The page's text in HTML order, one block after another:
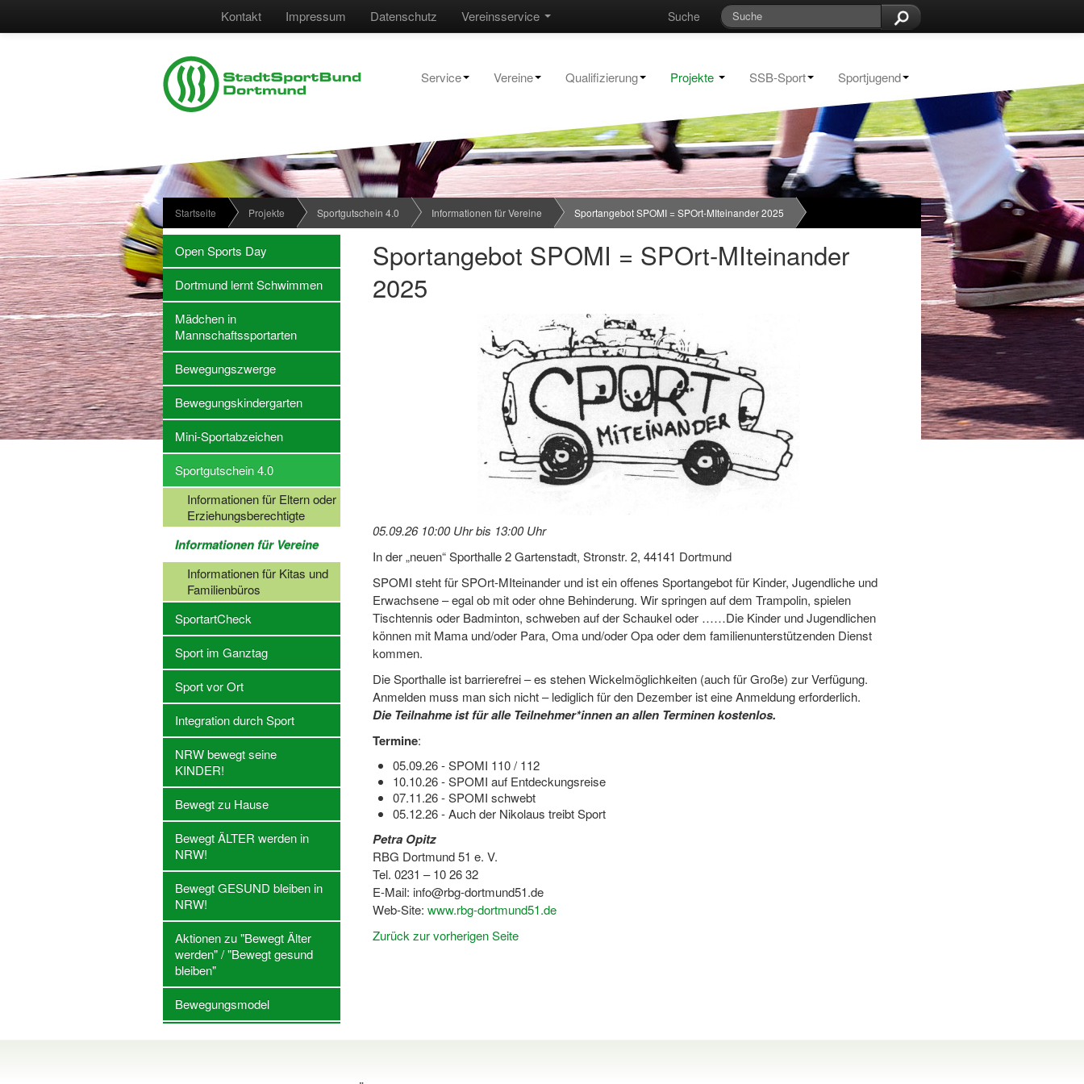
Suche
Vereinsservice
Kontakt Impressum Datenschutz
Service Vereine Qualifizierung Projekte SSB-Sport Sportjugend
Startseite Projekte Sportgutschein 4.0 Informationen für Vereine Sportangebot SPOMI = SPOrt-MIteinander 2025
Open Sports Day
Dortmund lernt Schwimmen
Mädchen in
Mannschaftssportarten
Bewegungszwerge
Bewegungskindergarten
Mini-Sportabzeichen
Sportgutschein 4.0
Informationen für Eltern oder
Erziehungsberechtigte
Informationen für Vereine
Informationen für Kitas und
Familienbüros
SportartCheck
Sport im Ganztag
Sport vor Ort
Integration durch Sport
NRW bewegt seine
KINDER!
Bewegt zu Hause
Bewegt ÄLTER werden in
NRW!
Bewegt GESUND bleiben in
NRW!
Aktionen zu "Bewegt Älter
werden" / "Bewegt gesund
bleiben"
Bewegungsmodel
Sportangebot SPOMI = SPOrt-MIteinander
2025
05.09.26 10:00 Uhr bis 13:00 Uhr
In der „neuen“ Sporthalle 2 Gartenstadt, Stronstr. 2, 44141 Dortmund
SPOMI steht für SPOrt-MIteinander und ist ein offenes Sportangebot für Kinder, Jugendliche und
Erwachsene – egal ob mit oder ohne Behinderung. Wir springen auf dem Trampolin, spielen
Tischtennis oder Badminton, schweben auf der Schaukel oder ……Die Kinder und Jugendlichen
können mit Mama und/oder Para, Oma und/oder Opa oder dem familienunterstützenden Dienst
kommen.
Die Sporthalle ist barrierefrei – es stehen Wickelmöglichkeiten (auch für Große) zur Verfügung.
Anmelden muss man sich nicht – lediglich für den Dezember ist eine Anmeldung erforderlich.
Die Teilnahme ist für alle Teilnehmer*innen an allen Terminen kostenlos.
Termine:
05.09.26 - SPOMI 110 / 112
10.10.26 - SPOMI auf Entdeckungsreise
07.11.26 - SPOMI schwebt
05.12.26 - Auch der Nikolaus treibt Sport
Petra Opitz
RBG Dortmund 51 e. V.
Tel. 0231 – 10 26 32
E-Mail: info@rbg-dortmund51.de
Web-Site: www.rbg-dortmund51.de
Zurück zur vorherigen Seite